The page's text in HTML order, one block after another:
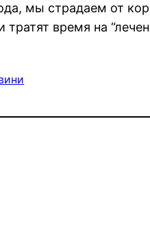
мы страдаем от
время на